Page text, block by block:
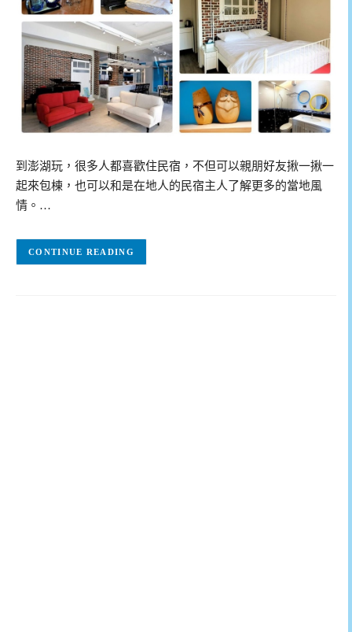
到澎湖玩，很多人都喜歡住民宿，不但可以親朋好友揪一揪一
起來包棟，也可以和是在地人的民宿主人了解更多的當地風
情。…
CONTINUE READING